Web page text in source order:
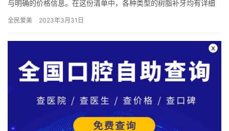
与明确的价格信息。在这份清单中，各种类型的树脂补牙均有详细
价…
全民爱美 2023年3月31日